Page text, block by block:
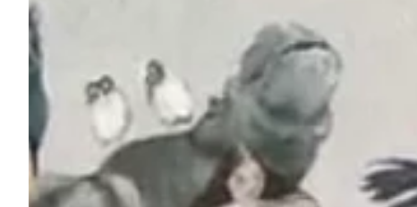
Clube de Leitores
Listas
Na escola